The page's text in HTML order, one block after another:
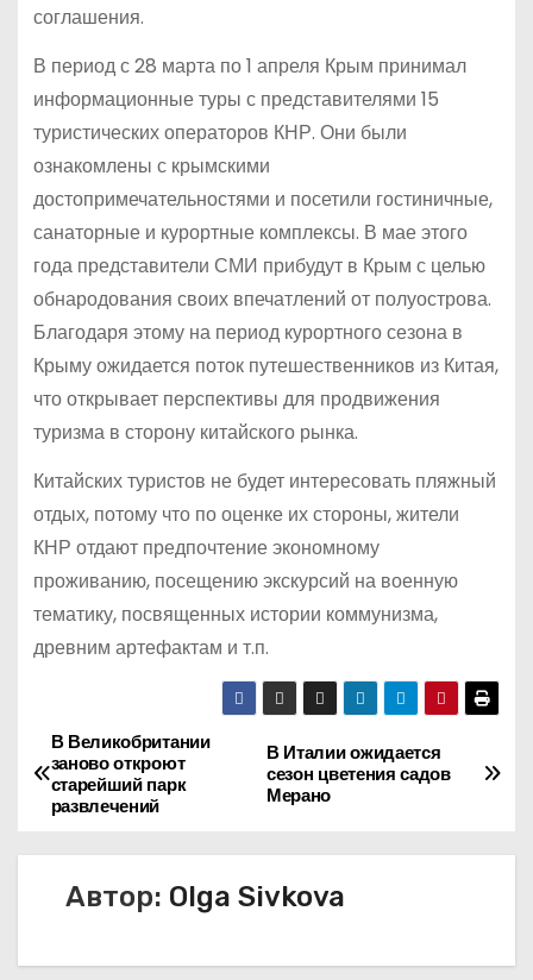
соглашения.
В период с 28 марта по 1 апреля Крым принимал
информационные туры с представителями 15
туристических операторов КНР. Они были
ознакомлены с крымскими
достопримечательностями и посетили гостиничные,
санаторные и курортные комплексы. В мае этого
года представители СМИ прибудут в Крым с целью
обнародования своих впечатлений от полуострова.
Благодаря этому на период курортного сезона в
Крыму ожидается поток путешественников из Китая,
что открывает перспективы для продвижения
туризма в сторону китайского рынка.
Китайских туристов не будет интересовать пляжный
отдых, потому что по оценке их стороны, жители
КНР отдают предпочтение экономному
проживанию, посещению экскурсий на военную
тематику, посвященных истории коммунизма,
древним артефактам и т.п.
Н
а
в
г
В Италии ожидается
сезон цветения садов
Мерано
В Великобритании
заново откроют
старейший парк
развлечений
Автор: Olga Sivkova